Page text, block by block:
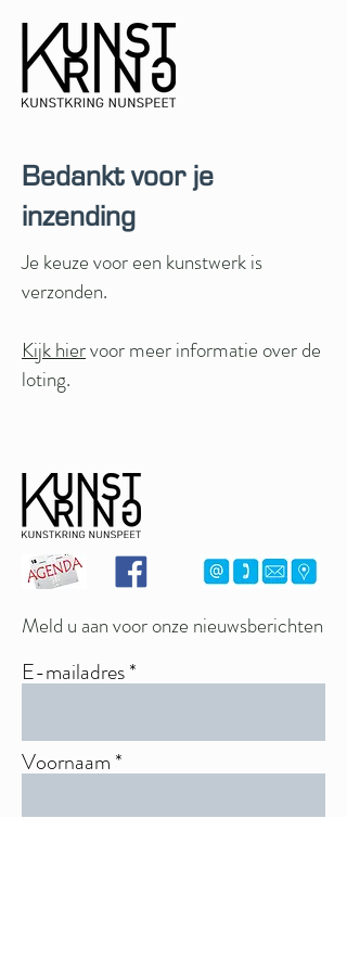
Bedankt voor je
inzending
Je keuze voor een kunstwerk is
verzonden.
Kijk hiervoor meer informatie over de
loting.
Meld u aan voor onze nieuwsberichten
E-mailadres
Voornaam